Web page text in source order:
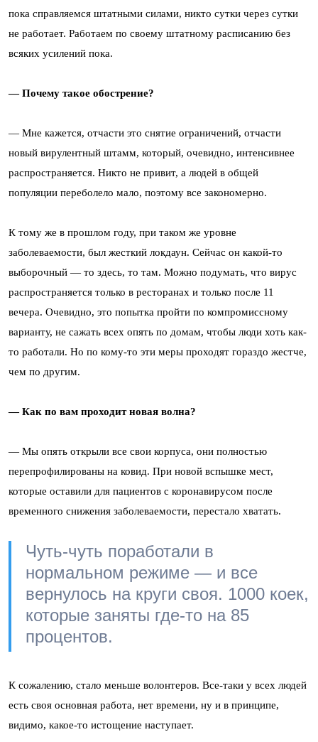
пока справляемся штатными силами, никто сутки через сутки
не работает. Работаем по своему штатному расписанию без
всяких усилений пока.
— Почему такое обострение?
— Мне кажется, отчасти это снятие ограничений, отчасти
новый вирулентный штамм, который, очевидно, интенсивнее
распространяется. Никто не привит, а людей в общей
популяции переболело мало, поэтому все закономерно.
К тому же в прошлом году, при таком же уровне
заболеваемости, был жесткий локдаун. Сейчас он какой-то
выборочный — то здесь, то там. Можно подумать, что вирус
распространяется только в ресторанах и только после 11
вечера. Очевидно, это попытка пройти по компромиссному
варианту, не сажать всех опять по домам, чтобы люди хоть как-
то работали. Но по кому-то эти меры проходят гораздо жестче,
чем по другим.
— Как по вам проходит новая волна?
— Мы опять открыли все свои корпуса, они полностью
перепрофилированы на ковид. При новой вспышке мест,
которые оставили для пациентов с коронавирусом после
временного снижения заболеваемости, перестало хватать.
Чуть-чуть поработали в
нормальном режиме — и все
вернулось на круги своя. 1000 коек,
которые заняты где-то на 85
процентов.
К сожалению, стало меньше волонтеров. Все-таки у всех людей
есть своя основная работа, нет времени, ну и в принципе,
видимо, какое-то истощение наступает.